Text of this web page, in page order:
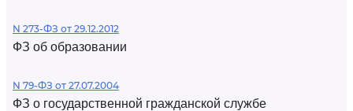
N 273-ФЗ от 29.12.2012
ФЗ об образовании
N 79-ФЗ от 27.07.2004
ФЗ о государственной гражданской службе